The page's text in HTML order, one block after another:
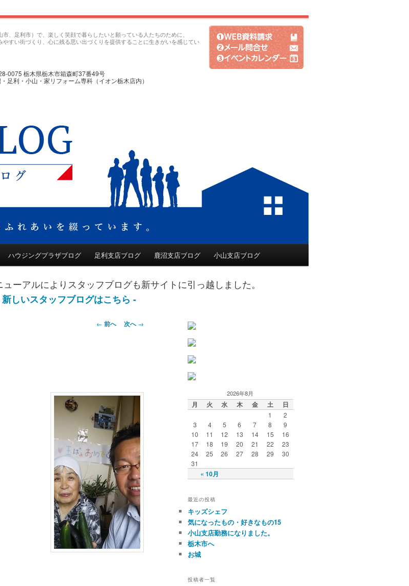
、足利市）で、楽しく笑顔で暮らしたいと願っている人たちのために、
すい街づくり、心に残る思い出づくりを提供することに生きがいを感じてい
0075 栃木県栃木市箱森町37番49号
・足利・小山・家リフォーム専科（イオン栃木店内）
ハウジングプラザブログ 足利支店ブログ 鹿沼支店ブログ 小山支店ブログ
ーアルによりスタッフブログも新サイトに引っ越しました。
しいスタッフブログはこちら -
投稿ナビゲー
← 前へ 次へ→
2026年8月
月 火 水 木 金 土 日
« 10月
1
2
3
4 5 6 7 8
9
10
11 12 13 14 15
16
17
18 19 20 21 22
23
24
25 26 27 28 29
30
31
最近の投稿
キッズシェフ
気になったもの・好きなもの15
小山支店勤務になりました。
栃木市へ
お城
投稿者一覧